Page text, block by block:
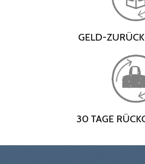
GELD-
30 TAGE